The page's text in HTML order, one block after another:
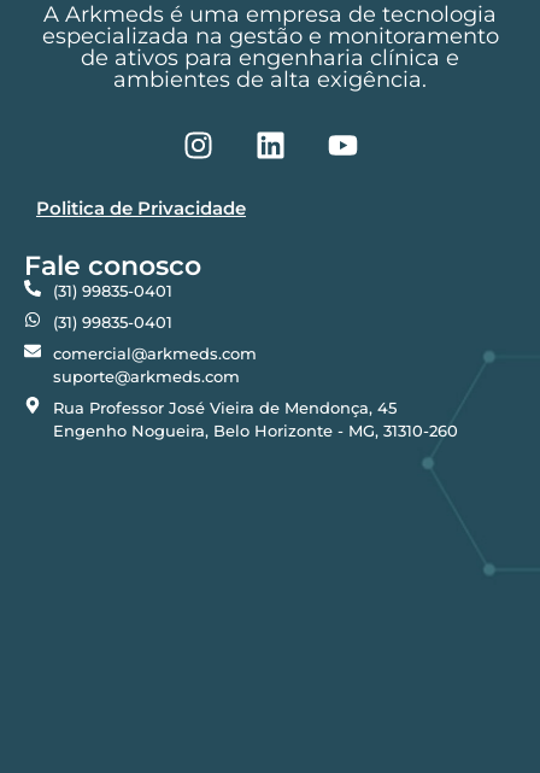
A Arkmeds é uma empresa de tecnologia
especializada na gestão e monitoramento
de ativos para engenharia clínica e
ambientes de alta exigência.
Politica de Privacidade
Fale conosco
(31) 99835-0401
(31) 99835-0401
comercial@arkmeds.com
suporte@arkmeds.com
Rua Professor José Vieira de Mendonça, 45
Engenho Nogueira, Belo Horizonte - MG, 31310-260